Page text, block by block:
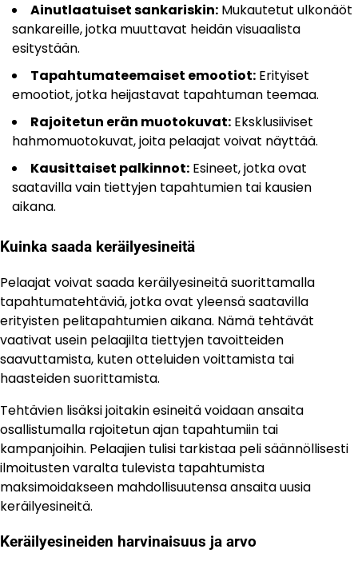
Ainutlaatuiset sankariskin: Mukautetut ulkonäöt
sankareille, jotka muuttavat heidän visuaalista
esitystään.
Tapahtumateemaiset emootiot: Erityiset
emootiot, jotka heijastavat tapahtuman teemaa.
Rajoitetun erän muotokuvat: Eksklusiiviset
hahmomuotokuvat, joita pelaajat voivat näyttää.
Kausittaiset palkinnot: Esineet, jotka ovat
saatavilla vain tiettyjen tapahtumien tai kausien
aikana.
Kuinka saada keräilyesineitä
Pelaajat voivat saada keräilyesineitä suorittamalla
tapahtumatehtäviä, jotka ovat yleensä saatavilla
erityisten pelitapahtumien aikana. Nämä tehtävät
vaativat usein pelaajilta tiettyjen tavoitteiden
saavuttamista, kuten otteluiden voittamista tai
haasteiden suorittamista.
Tehtävien lisäksi joitakin esineitä voidaan ansaita
osallistumalla rajoitetun ajan tapahtumiin tai
kampanjoihin. Pelaajien tulisi tarkistaa peli säännöllisesti
ilmoitusten varalta tulevista tapahtumista
maksimoidakseen mahdollisuutensa ansaita uusia
keräilyesineitä.
Keräilyesineiden harvinaisuus ja arvo